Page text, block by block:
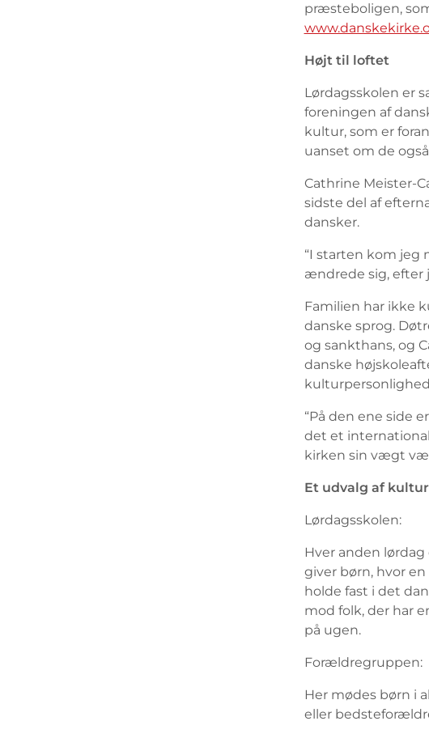
præsteboligen,
Højt til loftet
Lørdagsskolen er
foreningen af
kultur, som er
uanset om de
Cathrine Meister-
sidste del af
dansker.
“I starten kom jeg
ændrede sig, efter
Familien har ikke
danske sprog.
og sankthans, og
danske
“På den ene side
det et
kirken sin vægt
Et udvalg af
Lørdagsskolen:
Hver anden
giver børn, hvor
holde fast i det
mod folk, der har
på ugen.
Forældregruppen:
Her mødes børn i
eller